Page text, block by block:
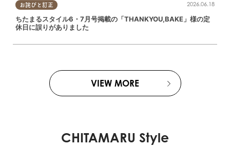
お詫びと訂正 2026.06.18
ちたまるスタイル6・7月号掲載の「THANKYOU,BAKE」様の定
休日に誤りがありました
VIEW MORE
CHITAMARU Style